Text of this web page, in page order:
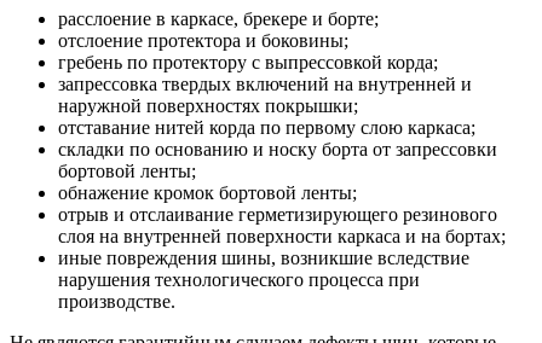
расслоение в каркасе, брекере и борте;
отслоение протектора и боковины;
гребень по протектору с выпрессовкой корда;
запрессовка твердых включений на внутренней и
наружной поверхностях покрышки;
отставание нитей корда по первому слою каркаса;
складки по основанию и носку борта от запрессовки
бортовой ленты;
обнажение кромок бортовой ленты;
отрыв и отслаивание герметизирующего резинового
слоя на внутренней поверхности каркаса и на бортах;
иные повреждения шины, возникшие вследствие
нарушения технологического процесса при
производстве.